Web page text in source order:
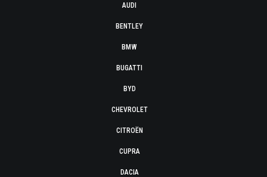
AUDI
BENTLEY
BMW
BUGATTI
BYD
CHEVROLET
CITROËN
CUPRA
DACIA